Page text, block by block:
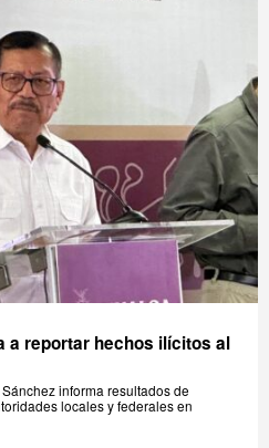
a reportar hechos ilícitos al
informa resultados de
locales y federales en